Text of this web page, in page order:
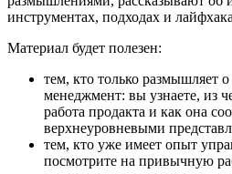
инструментах, подходах и
Материал будет полезен:
тем, кто только размышляет
менеджмент: вы узнаете, из
работа продакта и как она
верхнеуровневыми
тем, кто уже имеет опыт
посмотрите на привычную